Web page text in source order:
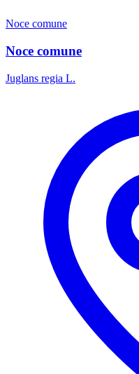
Noce comune
Noce comune
Juglans regia L.